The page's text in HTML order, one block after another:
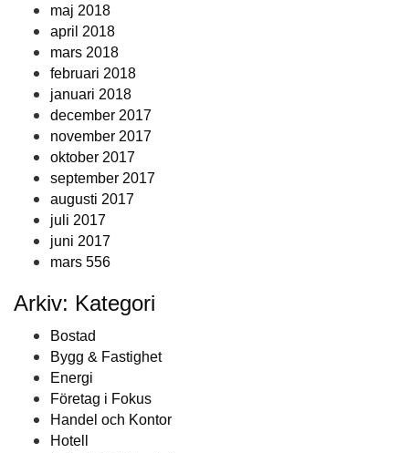
maj 2018
april 2018
mars 2018
februari 2018
januari 2018
december 2017
november 2017
oktober 2017
september 2017
augusti 2017
juli 2017
juni 2017
mars 556
Arkiv: Kategori
Bostad
Bygg & Fastighet
Energi
Företag i Fokus
Handel och Kontor
Hotell